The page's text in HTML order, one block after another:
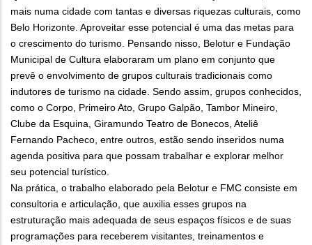
mais numa cidade com tantas e diversas riquezas culturais, como
Belo Horizonte. Aproveitar esse potencial é uma das metas para
o crescimento do turismo. Pensando nisso, Belotur e Fundação
Municipal de Cultura elaboraram um plano em conjunto que
prevê o envolvimento de grupos culturais tradicionais como
indutores de turismo na cidade. Sendo assim, grupos conhecidos,
como o Corpo, Primeiro Ato, Grupo Galpão, Tambor Mineiro,
Clube da Esquina, Giramundo Teatro de Bonecos, Ateliê
Fernando Pacheco, entre outros, estão sendo inseridos numa
agenda positiva para que possam trabalhar e explorar melhor
seu potencial turístico.
Na prática, o trabalho elaborado pela Belotur e FMC consiste em
consultoria e articulação, que auxilia esses grupos na
estruturação mais adequada de seus espaços físicos e de suas
programações para receberem visitantes, treinamentos e